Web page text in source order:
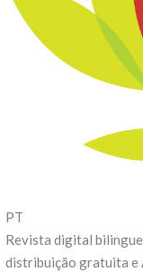
Bolos
PT
Revista digital
distribuição gratuita e